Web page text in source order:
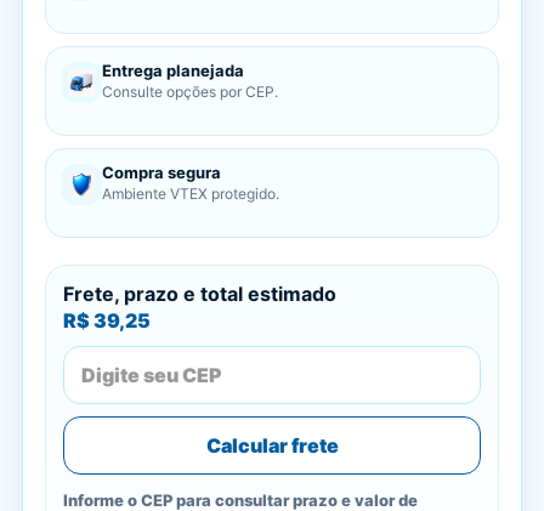
Entrega planejada
Consulte opções por CEP.
Compra segura
Ambiente VTEX protegido.
Frete, prazo e total estimado
R$ 39,25
Calcular frete
Informe o CEP para consultar prazo e valor de